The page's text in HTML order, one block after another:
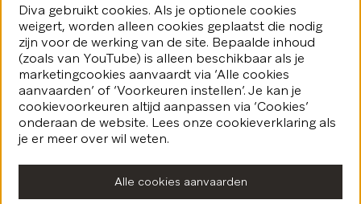
Diva gebruikt cookies. Als je optionele cookies
weigert, worden alleen cookies geplaatst die nodig
zijn voor de werking van de site. Bepaalde inhoud
(zoals van YouTube) is alleen beschikbaar als je
marketingcookies aanvaardt via ‘Alle cookies
aanvaarden’ of ‘Voorkeuren instellen’. Je kan je
cookievoorkeuren altijd aanpassen via ‘Cookies’
onderaan de website. Lees onze cookieverklaring als
je er meer over wil weten.
Alle cookies aanvaarden